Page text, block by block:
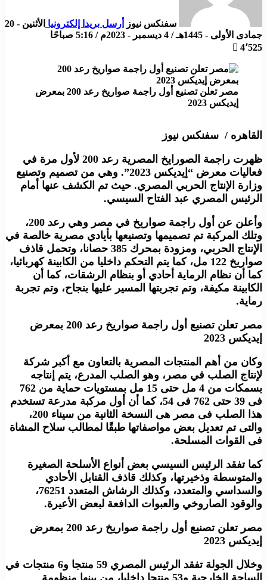
سفنكس نيوز أرسل بريدا إلكترونيا
الأثنين - 20
جمادى الأولى - 1445هـ / 4 ديسمبر - 2023م / 5:16 صباحًا
4٬525
مصر تعلن تصنيع أول راجمة صواريخ رعد 200 بمعرض
إيديكس 2023
القاهره / سفنكس نيوز
ظهرت راجمة الصورايخ المصرية رعد 200 لأول مرة في
فعاليات معرض “إيديكس 2023”. وهي من تصميم وتصنيع
وزارة الإنتاج الحربي المصري. حيث تم الكشف عنها أمام
الرئيس المصري عبد الفتاح السيسي.
وأعلن عن أول راجمة صواريخ في مصر وهي رعد 200،
وتلك المركبة تم تصميمها وتصنيعها بأيادي مصرية خالصة في
الإنتاج الحربي، ومزودة بمحرك 385 حصانا، وتحمل قاذف
صواريخ 122 مل، كما يتم التحكم داخليا من الكابينة كهربائيا،
كما أن نظام الرماية أحادي أو بنظام الرشقات، كما أن
الكابينة مكيفة، وتم تجربتها المسير عليها بنجاح، وتم تجربة
رماية.
مصر تعلن تصنيع أول راجمة صواريخ رعد 200 بمعرض
إيديكس 2023
وكان من أهم المنتجات المصرية بالتعاون مع أكبر شركة
لإنتاج الصلب في مصر، وهو الصلب المدرع، يتم إنتاجه
بسمكات من 4 مل حتى 15 مل بمستويات حماية من 762
فى 39 حتى 762 فى 54، كما أن أول مركبة مدرعة تستخدم
هذا الصلب فى مصر هى النسخة الثانية من سيناء 200،
والتى تم تعديل بعض مواصفاتها طبقًا لمطالب سلاح المشاة
فى القوات المسلحة.
كما تفقد الرئيس السيسي بعض أنواع الأسلحة الصغيرة
والمتوسطة وذخيرتها، وكذلك قاذف القنابل الأحادي
والسداسي والمتعدد، وكذلك الرشاش المتعدد 76251،
والوقود الصاروخي والعبوات الدافعة لبعض الأعيرة.
مصر تعلن تصنيع أول راجمة صواريخ رعد 200 بمعرض
إيديكس 2023
وخلال الجولة تفقد الرئيس المصري 59 منتجا و6 منتجات في
الساحة الخارجية و53 منتجا داخليا، من بينها منظومة